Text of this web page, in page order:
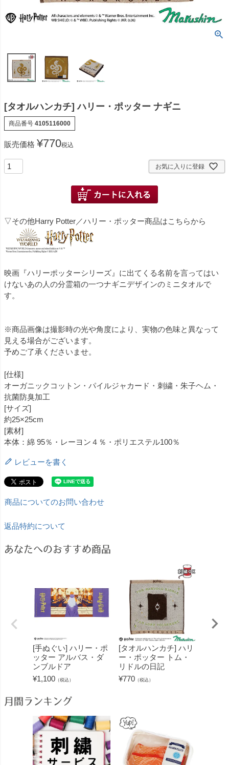
[タオルハンカチ] ハリー・ポッター ナギニ
商品番号 4105116000
販売価格 ¥770税込
お気に入りに登録
▽その他Harry Potter／ハリー・ポッター商品はこちらから
映画『ハリーポッターシリーズ』に出てくる名前を言ってはい
けないあの人の分霊箱の一つナギニデザインのミニタオルで
す。
※商品画像は撮影時の光や角度により、実物の色味と異なって
見える場合がございます。
予めご了承くださいませ。
[仕様]
オーガニックコットン・パイルジャカード・刺繍・朱子ヘム・
抗菌防臭加工
[サイズ]
約25×25cm
[素材]
本体：綿 95％・レーヨン４％・ポリエステル100％
レビューを書く
商品についてのお問い合わせ
返品特約について
あなたへのおすすめ商品
[手ぬぐい] ハリー・ポ
ッター アルバス・ダ
ンブルドア
¥1,100 （税込）
[タオルハンカチ] ハリ
ー・ポッター トム・
リドルの日記
¥770 （税込）
月間ランキング